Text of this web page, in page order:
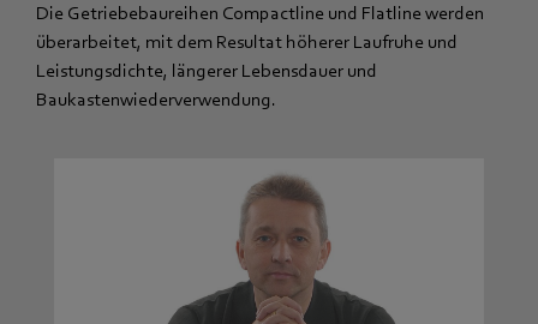
Die Getriebebaureihen Compactline und Flatline werden
überarbeitet, mit dem Resultat höherer Laufruhe und
Leistungsdichte, längerer Lebensdauer und
Baukastenwiederverwendung.